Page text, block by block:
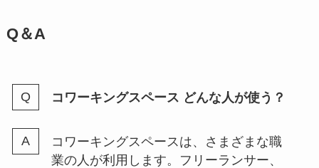
Q＆A
コワーキングスペース どんな人が使う？
コワーキングスペースは、さまざまな職
業の人が利用します。フリーランサー、